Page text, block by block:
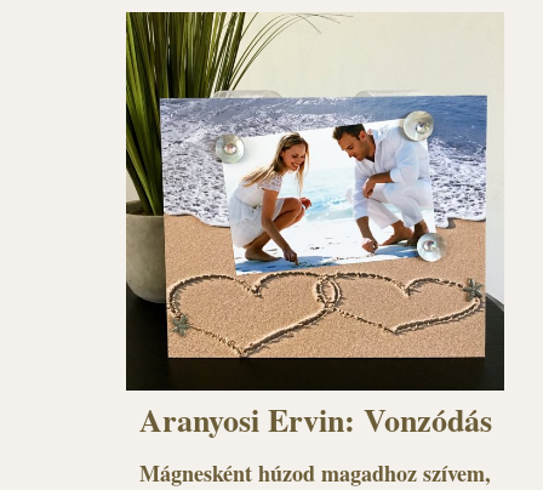
Aranyosi Ervin: Vonzódás
Mágnesként húzod magadhoz szívem,